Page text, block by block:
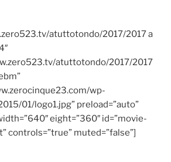
atuttotondo/2017/2017 a
atuttotondo/2017/2017
wp-
01/logo1.jpg” preload=”auto”
eight=”360″ id=”movie-
controls=”true” muted=”false”]